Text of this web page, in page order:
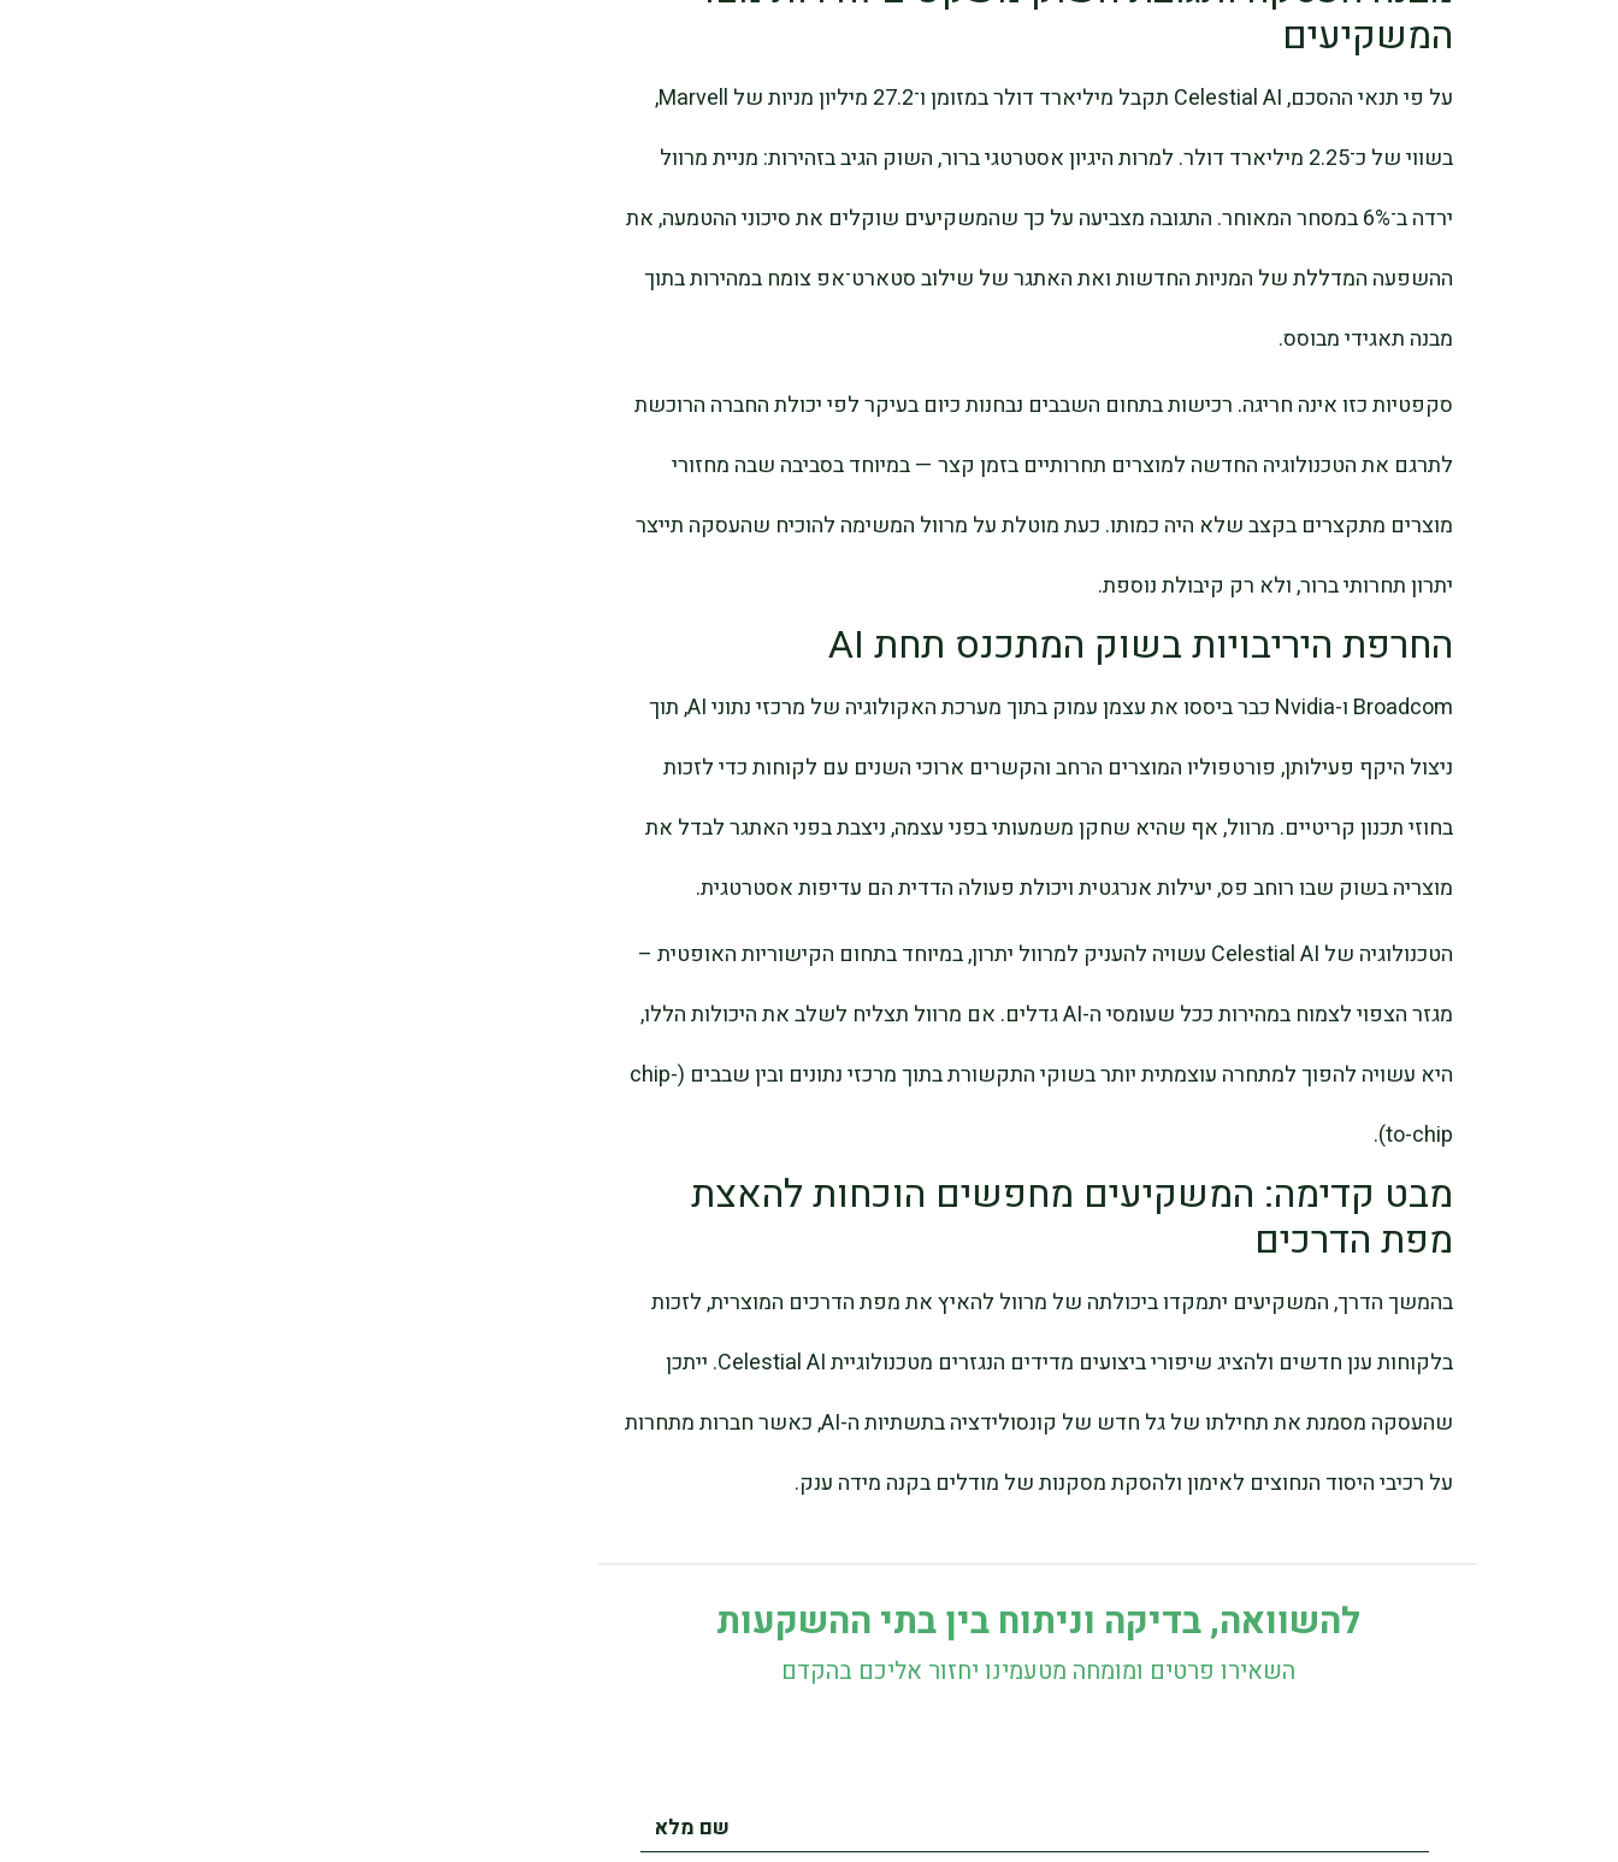
המשקיעים
על פי תנאי ההסכם, Celestial AI תקבל מיליארד דולר במזומן ו־27.2 מיליון מניות של Marvell,
בשווי של כ־2.25 מיליארד דולר. למרות היגיון אסטרטגי ברור, השוק הגיב בזהירות: מניית מרוול
ירדה ב־6% במסחר המאוחר. התגובה מצביעה על כך שהמשקיעים שוקלים את סיכוני ההטמעה, את
ההשפעה המדללת של המניות החדשות ואת האתגר של שילוב סטארט־אפ צומח במהירות בתוך
מבנה תאגידי מבוסס.
סקפטיות כזו אינה חריגה. רכישות בתחום השבבים נבחנות כיום בעיקר לפי יכולת החברה הרוכשת
לתרגם את הטכנולוגיה החדשה למוצרים תחרותיים בזמן קצר — במיוחד בסביבה שבה מחזורי
מוצרים מתקצרים בקצב שלא היה כמותו. כעת מוטלת על מרוול המשימה להוכיח שהעסקה תייצר
יתרון תחרותי ברור, ולא רק קיבולת נוספת.
החרפת היריבויות בשוק המתכנס תחת AI
Broadcom ו-Nvidia כבר ביססו את עצמן עמוק בתוך מערכת האקולוגיה של מרכזי נתוני AI, תוך
ניצול היקף פעילותן, פורטפוליו המוצרים הרחב והקשרים ארוכי השנים עם לקוחות כדי לזכות
בחוזי תכנון קריטיים. מרוול, אף שהיא שחקן משמעותי בפני עצמה, ניצבת בפני האתגר לבדל את
מוצריה בשוק שבו רוחב פס, יעילות אנרגטית ויכולת פעולה הדדית הם עדיפות אסטרטגית.
הטכנולוגיה של Celestial AI עשויה להעניק למרוול יתרון, במיוחד בתחום הקישוריות האופטית –
מגזר הצפוי לצמוח במהירות ככל שעומסי ה-AI גדלים. אם מרוול תצליח לשלב את היכולות הללו,
היא עשויה להפוך למתחרה עוצמתית יותר בשוקי התקשורת בתוך מרכזי נתונים ובין שבבים (chip-
to-chip).
מבט קדימה: המשקיעים מחפשים הוכחות להאצת
מפת הדרכים
בהמשך הדרך, המשקיעים יתמקדו ביכולתה של מרוול להאיץ את מפת הדרכים המוצרית, לזכות
בלקוחות ענן חדשים ולהציג שיפורי ביצועים מדידים הנגזרים מטכנולוגיית Celestial AI. ייתכן
שהעסקה מסמנת את תחילתו של גל חדש של קונסולידציה בתשתיות ה-AI, כאשר חברות מתחרות
על רכיבי היסוד הנחוצים לאימון ולהסקת מסקנות של מודלים בקנה מידה ענק.
להשוואה, בדיקה וניתוח בין בתי ההשקעות
השאירו פרטים ומומחה מטעמינו יחזור אליכם בהקדם